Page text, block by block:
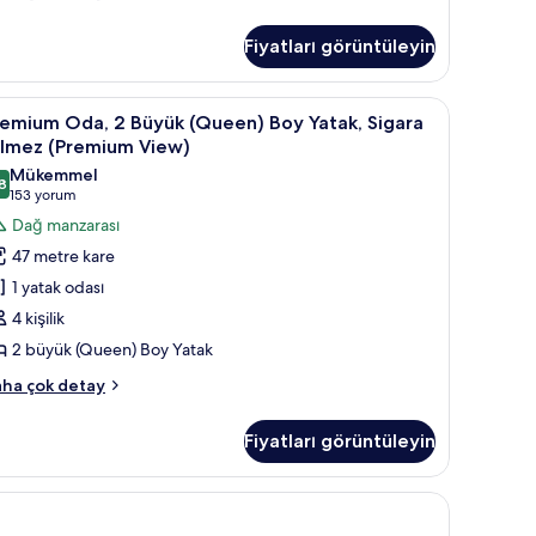
Fiyatları görüntüleyin
7
Oda, 2 Büyük (Queen) Boy Yatak, Sigara
(Premium View)
/ 10
Mükemmel
153 yorum
(153
yorum)
Dağ manzarası
47 metre kare
1 yatak odası
4 kişilik
2 büyük (Queen) Boy Yatak
çok detay
Fiyatları görüntüleyin